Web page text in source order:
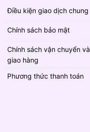
Điều kiện giao dịch chung
Chính sách bảo mật
Chính sách vận chuyển và
giao hàng
Phương thức thanh toán